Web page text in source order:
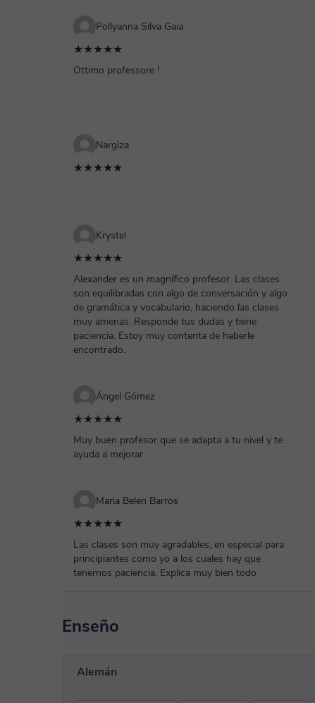
Pollyanna Silva Gaia
★★★★★
Ottimo professore !
Nargiza
★★★★★
Krystel
★★★★★
Alexander es un magnífico profesor. Las clases
son equilibradas con algo de conversación y algo
de gramática y vocabulario, haciendo las clases
muy amenas. Responde tus dudas y tiene
paciencia. Estoy muy contenta de haberle
encontrado.
Ángel Gómez
★★★★★
Muy buen profesor que se adapta a tu nivel y te
ayuda a mejorar
Maria Belen Barros
★★★★★
Las clases son muy agradables, en especial para
principiantes como yo a los cuales hay que
tenernos paciencia. Explica muy bien todo
Enseño
Alemán